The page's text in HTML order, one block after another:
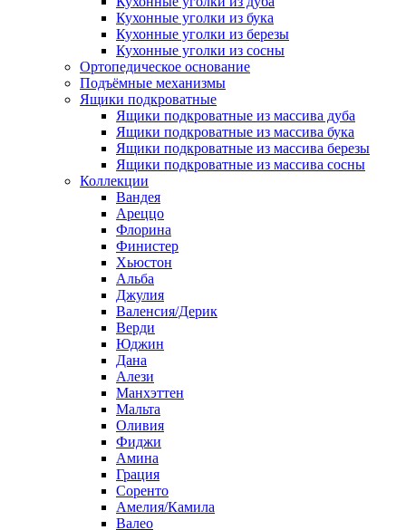
Кухонные уголки из бука
Кухонные уголки из березы
Кухонные уголки из сосны
Ортопедическое основание
Подъёмные механизмы
Ящики подкроватные
Ящики подкроватные из массива дуба
Ящики подкроватные из массива бука
Ящики подкроватные из массива березы
Ящики подкроватные из массива сосны
Коллекции
Вандея
Ареццо
Флорина
Финистер
Хьюстон
Альба
Джулия
Валенсия/Дерик
Верди
Юджин
Дана
Алези
Манхэттен
Мальта
Оливия
Фиджи
Амина
Грация
Соренто
Амелия/Камила
Валео